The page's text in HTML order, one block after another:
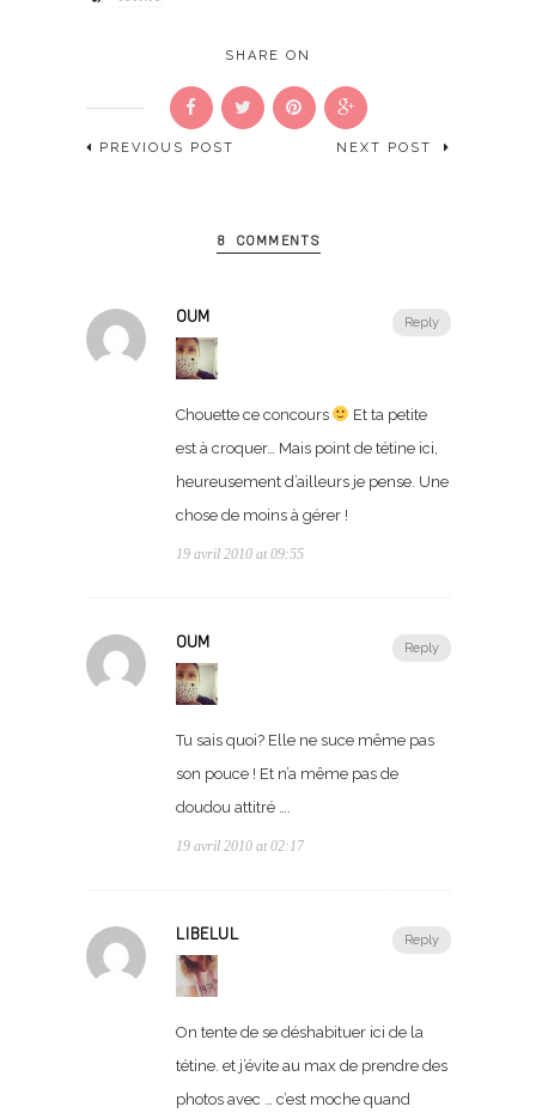
SHARE ON
PREVIOUS POST NEXT POST
8 COMMENTS
Reply
OUM
Chouette ce concours
Et ta petite
est à croquer… Mais point de tétine ici,
heureusement d’ailleurs je pense. Une
chose de moins à gérer !
19 avril 2010 at 09:55
Reply
OUM
Tu sais quoi? Elle ne suce même pas
son pouce ! Et n’a même pas de
doudou attitré ….
19 avril 2010 at 02:17
Reply
LIBELUL
On tente de se déshabituer ici de la
tétine. et j’évite au max de prendre des
photos avec … c’est moche quand